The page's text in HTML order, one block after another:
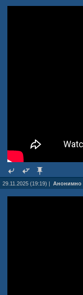
29.11.2025 (19:19) | Анонимно